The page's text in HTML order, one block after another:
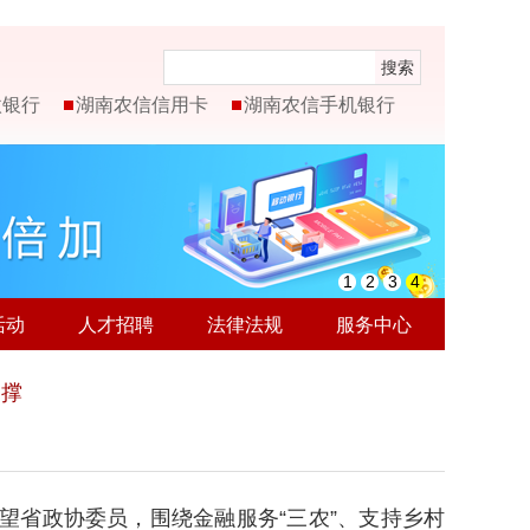
搜索
行 湖南农信信用卡 湖南农信手机银行
1 2 3 4
动 人才招聘 法律法规 服务中心
政协委员，围绕金融服务“三农”、支持乡村